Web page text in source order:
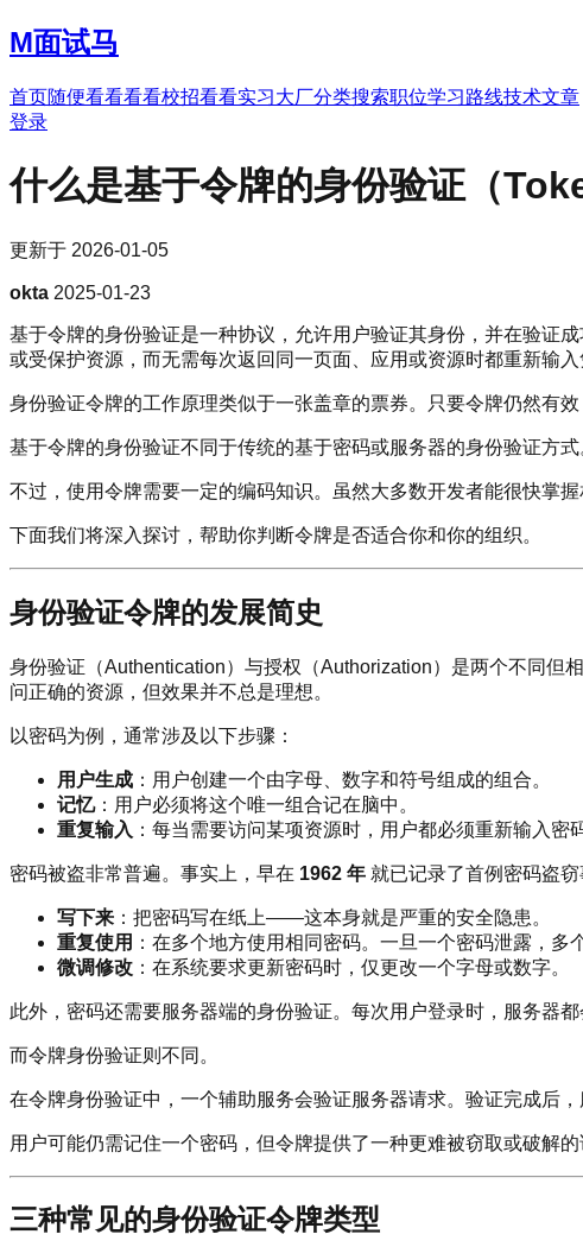
M面试马
首页随便看看看看校招看看实习大厂分类搜索职位学习路线技术文章
登录
什么是基于令牌的身份验证（
更新于 2026-01-05
okta 2025-01-23
基于令牌的身份验证是一种协议，允许用户验证其身份，并在验证
或受保护资源，而无需每次返回同一页面、应用或资源时都重新输入
身份验证令牌的工作原理类似于一张盖章的票券。只要令牌仍然有
基于令牌的身份验证不同于传统的基于密码或服务器的身份验证方
不过，使用令牌需要一定的编码知识。虽然大多数开发者能很快掌
下面我们将深入探讨，帮助你判断令牌是否适合你和你的组织。
身份验证令牌的发展简史
身份验证（Authentication）与授权（Authorization）是两个不同但
问正确的资源，但效果并不总是理想。
以密码为例，通常涉及以下步骤：
用户生成 ：用户创建一个由字母、数字和符号组成的组合。
记忆：用户必须将这个唯一组合记在脑中。
重复输入 ：每当需要访问某项资源时，用户都必须重新输入密码
密码被盗非常普遍。事实上，早在 1962 年 就已记录了首例密码盗窃
写下来 ：把密码写在纸上——这本身就是严重的安全隐患。
重复使用 ：在多个地方使用相同密码。一旦一个密码泄露，多
微调修改 ：在系统要求更新密码时，仅更改一个字母或数字。
此外，密码还需要服务器端的身份验证。每次用户登录时，服务器
而令牌身份验证则不同。
在令牌身份验证中，一个辅助服务会验证服务器请求。验证完成后
用户可能仍需记住一个密码，但令牌提供了一种更难被窃取或破解
三种常见的身份验证令牌类型